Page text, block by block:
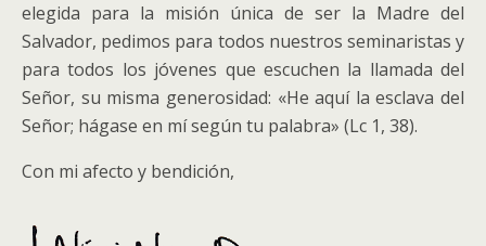
elegida para la misión única de ser la Madre del
Salvador, pedimos para todos nuestros seminaristas y
para todos los jóvenes que escuchen la llamada del
Señor, su misma generosidad: «He aquí la esclava del
Señor; hágase en mí según tu palabra» (Lc 1, 38).
Con mi afecto y bendición,